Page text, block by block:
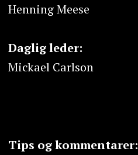
Henning Meese
Daglig leder:
Mickael Carlson
Tips og kommentarer: